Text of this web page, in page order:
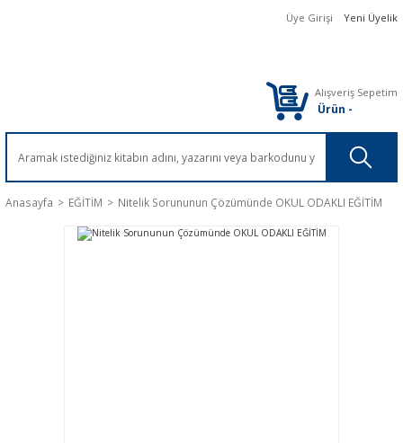
Üye Girişi Yeni Üyelik
Alışveriş Sepetim
Ürün -
Anasayfa EĞİTİM Nitelik Sorununun Çözümünde OKUL ODAKLI EĞİTİM